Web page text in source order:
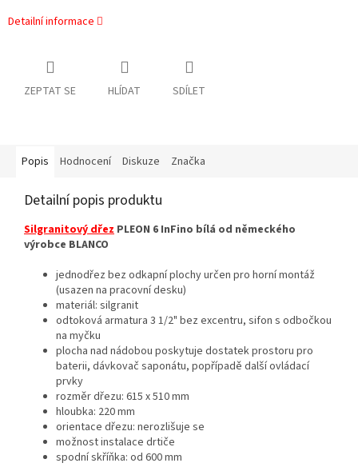
Detailní informace
ZEPTAT SE HLÍDAT SDÍLET
Popis Hodnocení Diskuze Značka
Detailní popis produktu
Silgranitový dřez PLEON 6 InFino bílá od německého
výrobce BLANCO
jednodřez bez odkapní plochy určen pro horní montáž
(usazen na pracovní desku)
materiál: silgranit
odtoková armatura 3 1/2" bez excentru, sifon s odbočkou
na myčku
plocha nad nádobou poskytuje dostatek prostoru pro
baterii, dávkovač saponátu, popřípadě další ovládací
prvky
rozměr dřezu: 615 x 510 mm
hloubka: 220 mm
orientace dřezu: nerozlišuje se
možnost instalace drtiče
spodní skříňka: od 600 mm